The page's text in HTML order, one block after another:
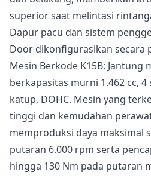
superior saat melintasi
Dapur pacu dan sistem
Door dikonfigurasikan secara
Mesin Berkode K15B: Jantung
berkapasitas murni 1.462 cc,
katup, DOHC. Mesin yang
tinggi dan kemudahan
memproduksi daya maksimal
putaran 6.000 rpm serta
hingga 130 Nm pada putaran